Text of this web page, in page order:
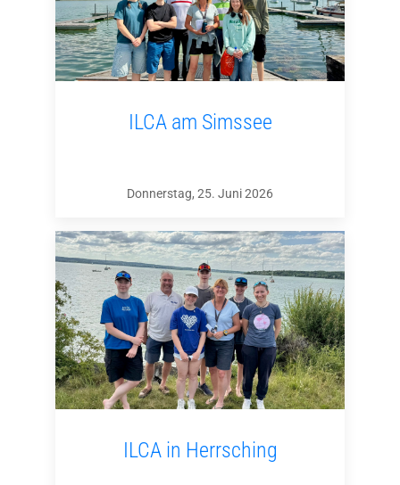
ILCA am Simssee
Donnerstag, 25. Juni 2026
ILCA in Herrsching